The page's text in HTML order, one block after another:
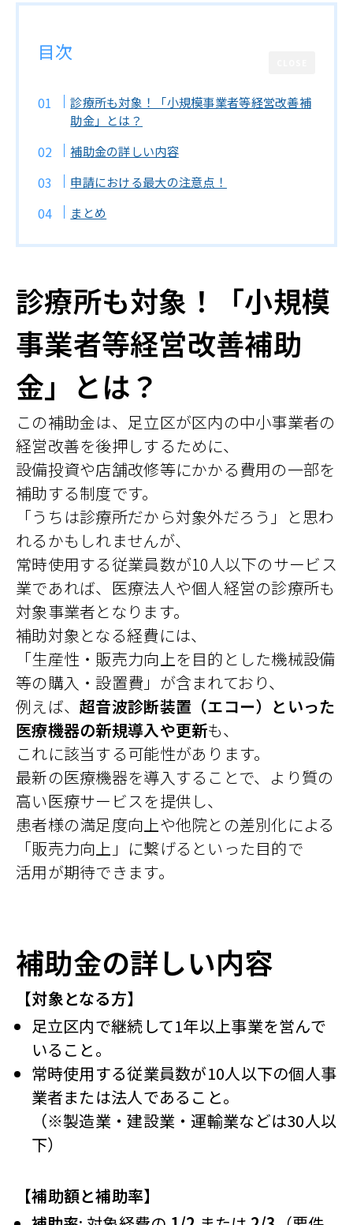
目次
診療所も対象！「小規模事業者等経営改善補
助金」とは？
補助金の詳しい内容
申請における最大の注意点！
まとめ
診療所も対象！「小規模
事業者等経営改善補助
金」とは？
この補助金は、足立区が区内の中小事業者の
経営改善を後押しするために、
設備投資や店舗改修等にかかる費用の一部を
補助する制度です。
「うちは診療所だから対象外だろう」と思わ
れるかもしれませんが、
常時使用する従業員数が10人以下のサービス
業であれば、医療法人や個人経営の診療所も
対象事業者となります。
補助対象となる経費には、
「生産性・販売力向上を目的とした機械設備
等の購入・設置費」が含まれており、
例えば、超音波診断装置（エコー）といった
医療機器の新規導入や更新も、
これに該当する可能性があります。
最新の医療機器を導入することで、より質の
高い医療サービスを提供し、
患者様の満足度向上や他院との差別化による
「販売力向上」に繋げるといった目的で
活用が期待できます。
補助金の詳しい内容
【対象となる方】
足立区内で継続して1年以上事業を営んで
いること。
常時使用する従業員数が10人以下の個人事
業者または法人であること。
（※製造業・建設業・運輸業などは30人以
下）
【補助額と補助率】